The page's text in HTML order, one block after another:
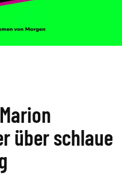
über schlaue